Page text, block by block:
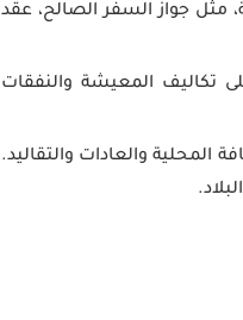
مثل جواز السفر الصالح، عقد
تكاليف المعيشة والنفقات
والعادات والتقاليد.